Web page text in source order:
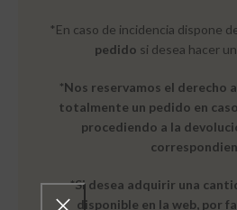
*En caso de incidencia dispone
pedido si desea hacer
*Nos reservamos el derecho
totalmente un pedido en
procediendo a la
*Si desea adquirir una
disponible en la web, por